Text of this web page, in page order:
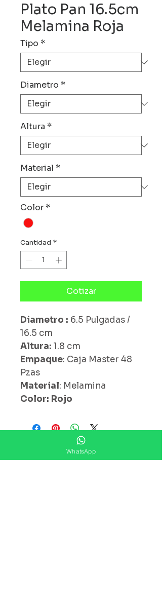
Plato Pan 16.5cm
Melamina Roja
Tipo *
Diametro *
Altura *
Material *
Color*
Cantidad *
Cotizar
Diametro : 6.5 Pulgadas /
16.5 cm
Altura: 1.8 cm
Empaque: Caja Master 48
Pzas
Material: Melamina
Color: Rojo
¿ Ya Nos Sigues ?
WhatsApp